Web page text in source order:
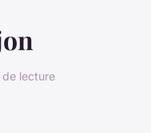
lecture